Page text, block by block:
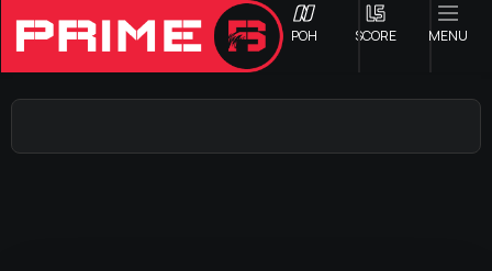
ΡΟΗ SCORE MENU